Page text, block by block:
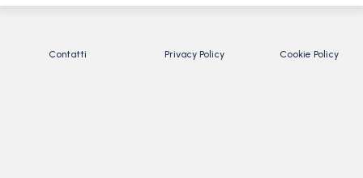
Contatti Privacy Policy Cookie Policy